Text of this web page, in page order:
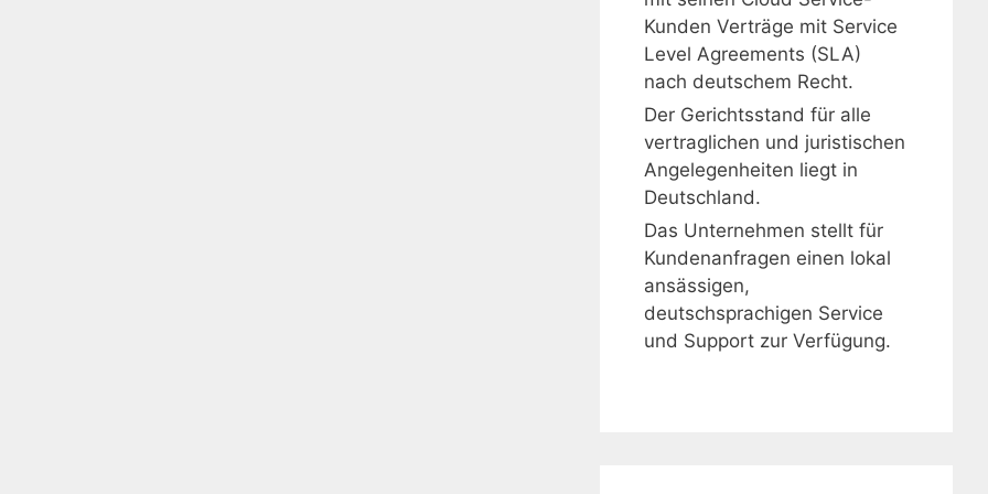
Kunden Verträge mit Service
Level Agreements (SLA)
nach deutschem Recht.
Der Gerichtsstand für alle
vertraglichen und juristischen
Angelegenheiten liegt in
Deutschland.
Das Unternehmen stellt für
Kundenanfragen einen lokal
ansässigen,
deutschsprachigen Service
und Support zur Verfügung.